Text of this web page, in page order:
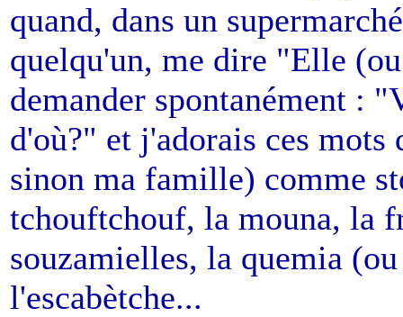
quand, dans un
quelqu'un, me dire "Elle
demander spontanément :
d'où?" et j'adorais ces mots
sinon ma famille) comme
tchouftchouf, la mouna, la
souzamielles, la quemia
l'escabètche...